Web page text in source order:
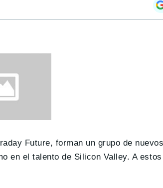
Future, forman un grupo de
en el talento de Silicon Valley. A